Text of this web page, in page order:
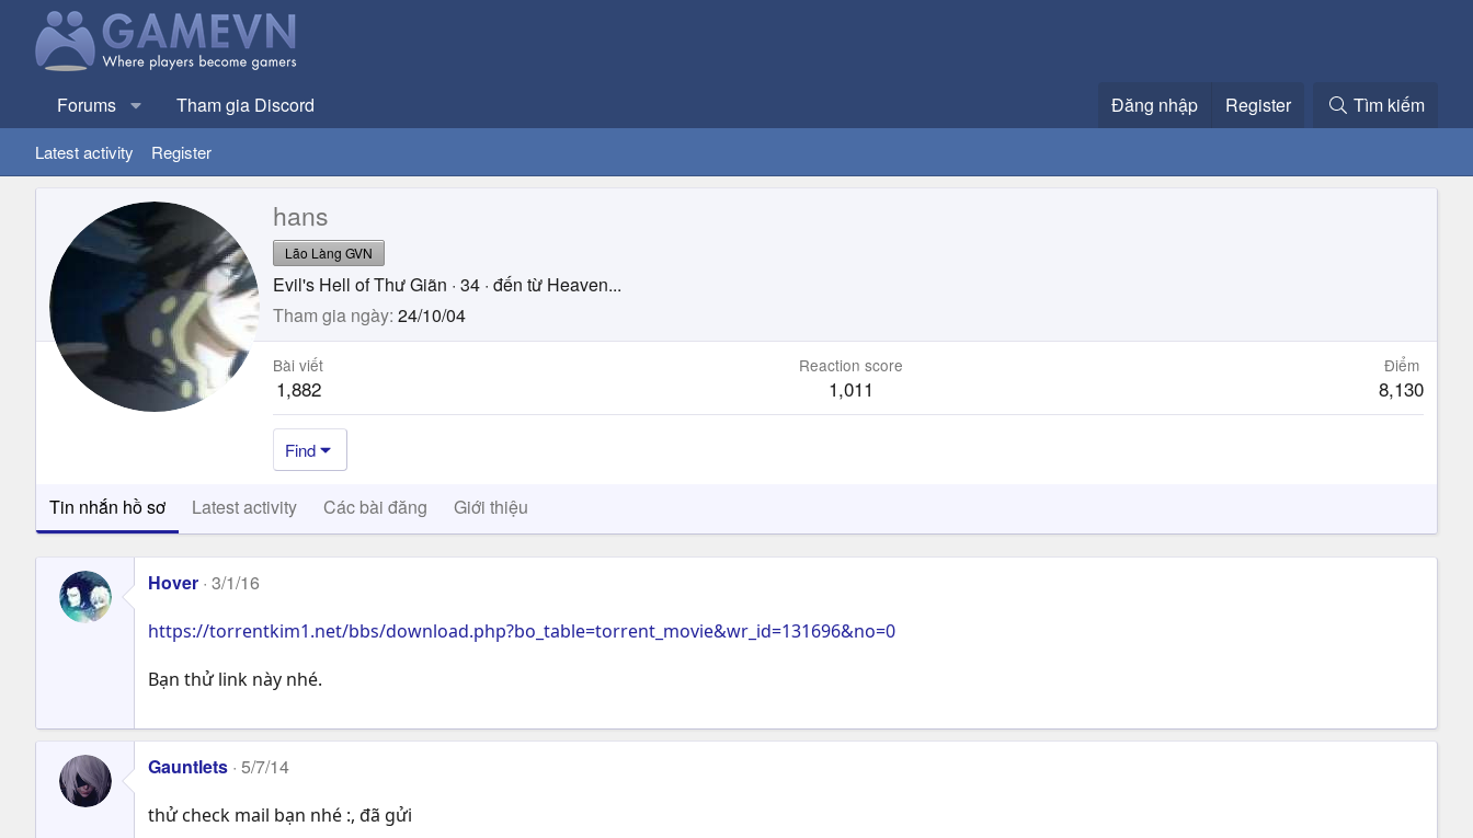
Forums Tham gia Discord Đăng nhập Register Tìm kiếm
Latest activity Register
hans
Lão Làng GVN
Evil's Hell of Thư Giãn · 34 · đến từ Heaven...
Tham gia ngày 24/10/04
Bài viết
1,882
Reaction score
1,011
Điểm
8,130
Find
Tin nhắn hồ sơ Latest activity Các bài đăng Giới thiệu
Hover 3/1/16
https://torrentkim1.net/bbs/download.php?bo_table=torrent_movie&wr_id=131696&no=0
Bạn thử link này nhé.
Gauntlets 5/7/14
thử check mail bạn nhé :, đã gửi